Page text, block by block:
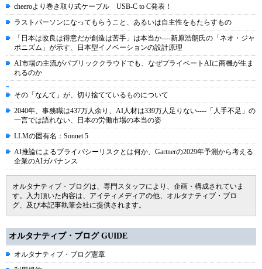
cheeroより巻き取り式ケーブル USB-C to C発表！
ラストパーソンになってもらうこと、あるいは自主性をもたらすもの
「日本は改良は得意だが創造は苦手」は本当か----新原浩朗氏の「ネオ・ジャ
ポニズム」が示す、日本型イノベーションの設計原理
AI市場の主流がパブリッククラウドでも、なぜプライベートAIに商機が生ま
れるのか
その「なんて」が、切り捨てているものについて
2040年、事務職は437万人余り、AI人材は339万人足りない----「人手不足」の
一言では語れない、日本の労働市場の本当の姿
LLMの固有名：Sonnet 5
AI推論によるプライバシーリスクとは何か、Gartnerの2029年予測から考える
企業のAIガバナンス
オルタナティブ・ブログは、専門スタッフにより、企画・構成されていま
す。入力頂いた内容は、アイティメディアの他、オルタナティブ・ブロ
グ、及び本記事執筆会社に提供されます。
オルタナティブ・ブログ GUIDE
オルタナティブ・ブログ憲章